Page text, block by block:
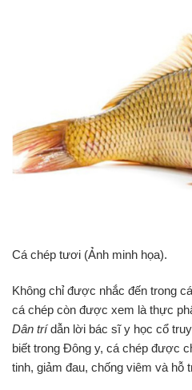
Cá chép tươi (Ảnh minh họa).
Không chỉ được nhắc đến trong
cá chép còn được xem là thực
Dân trídẫn lời bác sĩ y học cổ
biết trong Đông y, cá chép được
tinh, giảm đau, chống viêm và hỗ